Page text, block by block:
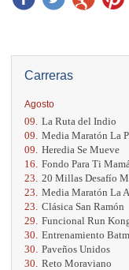
Carreras
Agosto
09. La Ruta del Indio
09. Media Maratón La
09. Heredia Se Mueve
16. Fondo Para Ti Mamá
23. 20 Millas Desafío
23. Media Maratón La
23. Clásica San Ramón
29. Funcional Run
30. Entrenamiento
30. Paveños Unidos
30. Reto Moraviano